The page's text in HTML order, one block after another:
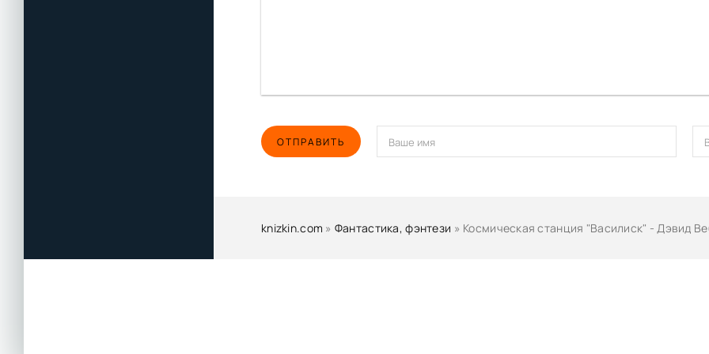
ОТПРАВИТЬ
knizkin.com » Фантастика, фэнтези » Космическая станция "Василиск" - Дэвид